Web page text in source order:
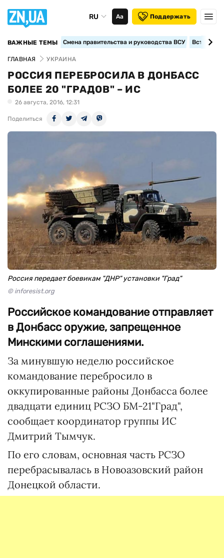
RU Аа Поддержать
ВАЖНЫЕ ТЕМЫ Смена правительства и руководства ВСУ
ГЛАВНАЯ УКРАИНА
РОССИЯ ПЕРЕБРОСИЛА В ДОНБАСС
БОЛЕЕ 20 "ГРАДОВ" – ИС
26 августа, 2016, 12:31
Поделиться
Россия передает боевикам "ДНР" установки "Град"
© inforesist.org
Российское командование отправляет
в Донбасс оружие, запрещенное
Минскими соглашениями.
За минувшую неделю российское
командование перебросило в
оккупированные районы Донбасса более
двадцати единиц РСЗО БМ-21"Град",
сообщает координатор группы ИС
Дмитрий Тымчук.
По его словам, основная часть РСЗО
перебрасывалась в Новоазовский район
Донецкой области.